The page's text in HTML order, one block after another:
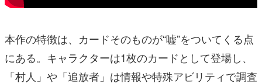
本作の特徴は、カードそのものが“嘘”をついてくる点
にある。キャラクターは1枚のカードとして登場し、
「村人」や「追放者」は情報や特殊アビリティで調査